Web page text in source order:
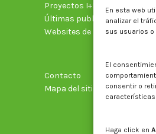
En esta web
analizar el
sus usuarios
El
consentir o
Haga click en
Proyectos I+D+I vigentes
Últimas publicaciones
Websites de proyectos
Contacto
Mapa del sitio web